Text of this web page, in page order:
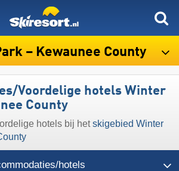
– Kewaunee County
Voordelige hotels Winter
County
hotels bij hetskigebied Winter
hotels